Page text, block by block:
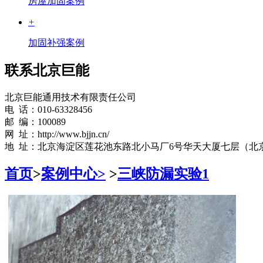
+
加固补强案例
联系北京巨能
北京巨能通用技术有限责任公司
电 话：010-63328456
邮 编：100089
网 址：http://www.bjjn.cn/
地 址：北京海淀区莲花池东路北小马厂6号华天大厦七层（北
首页>案例中心> >三峡防漏实验1